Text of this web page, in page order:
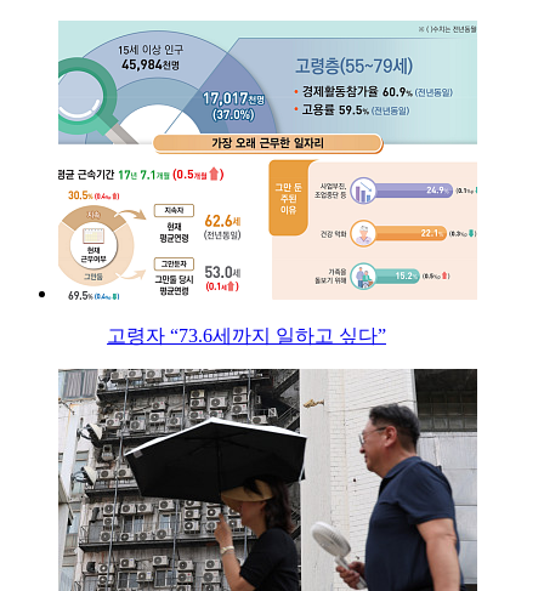
고령자 “73.6세까지 일하고 싶다”